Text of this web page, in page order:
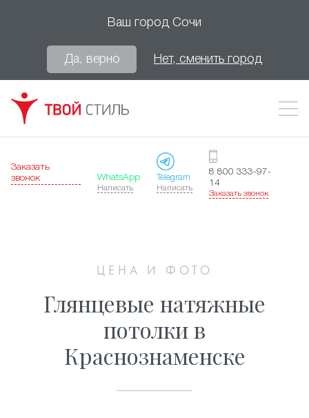
Ваш город Сочи
Да, верно Нет, сменить город
Заказать
звонок
WhatsApp
Написать
Telegram
Написать
8 800 333-97-
14
Заказать звонок
ЦЕНА И ФОТО
Глянцевые натяжные
потолки в
Краснознаменске